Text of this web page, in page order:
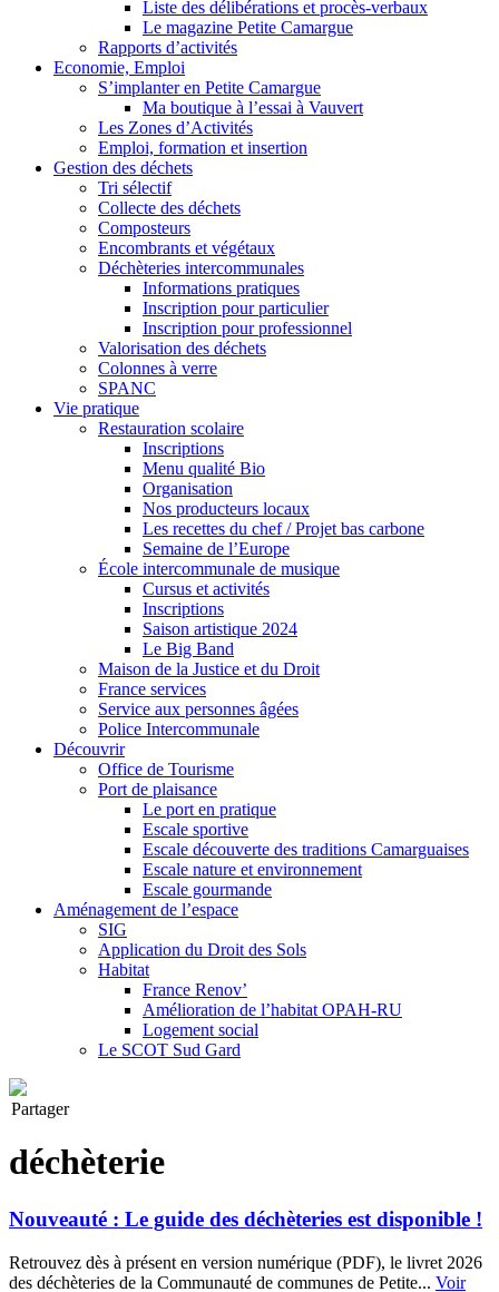
Liste des délibérations et procès-verbaux
Le magazine Petite Camargue
Rapports d’activités
Economie, Emploi
S’implanter en Petite Camargue
Ma boutique à l’essai à Vauvert
Les Zones d’Activités
Emploi, formation et insertion
Gestion des déchets
Tri sélectif
Collecte des déchets
Composteurs
Encombrants et végétaux
Déchèteries intercommunales
Informations pratiques
Inscription pour particulier
Inscription pour professionnel
Valorisation des déchets
Colonnes à verre
SPANC
Vie pratique
Restauration scolaire
Inscriptions
Menu qualité Bio
Organisation
Nos producteurs locaux
Les recettes du chef / Projet bas carbone
Semaine de l’Europe
École intercommunale de musique
Cursus et activités
Inscriptions
Saison artistique 2024
Le Big Band
Maison de la Justice et du Droit
France services
Service aux personnes âgées
Police Intercommunale
Découvrir
Office de Tourisme
Port de plaisance
Le port en pratique
Escale sportive
Escale découverte des traditions Camarguaises
Escale nature et environnement
Escale gourmande
Aménagement de l’espace
SIG
Application du Droit des Sols
Habitat
France Renov’
Amélioration de l’habitat OPAH-RU
Logement social
Le SCOT Sud Gard
Partager
déchèterie
Nouveauté : Le guide des déchèteries est disponible !
Retrouvez dès à présent en version numérique (PDF), le livret 2026
des déchèteries de la Communauté de communes de Petite... Voir